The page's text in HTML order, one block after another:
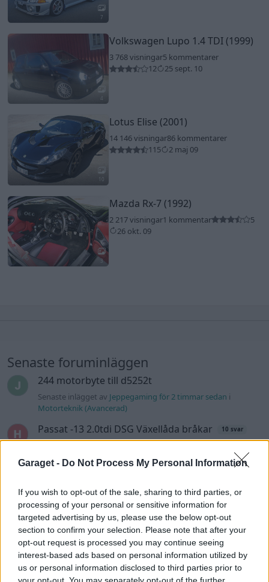
Garaget - Do Not Process My Personal Information
If you wish to opt-out of the sale, sharing to third parties, or
processing of your personal or sensitive information for
targeted advertising by us, please use the below opt-out
section to confirm your selection. Please note that after your
opt-out request is processed you may continue seeing
interest-based ads based on personal information utilized by
us or personal information disclosed to third parties prior to
your opt-out. You may separately opt-out of the further
7
Volkswagen Lupo 1.4 TDI (1999)
3 768 visningar5 kommentarer
12
25 sept. 10
10
Lotus Elise (2001)
14 146 visningar86 kommentarer
115
2 maj 09
3
Mazda Rx-7 (1992)
2 217 visningar1 kommentar
5
26 okt. 09
Senaste foruminläggen
244 motorbyte till d5252t
Senaste inlägget av Jeppegaming för 2 timmar sedan i
Motorteknik (Avancerad)
Passat -13 2.0tdi DSG Växellåda bråkar 10 svar
felsökning
anledning.
Senaste inlägget avThe-GOAT för 8 timmar sedan iAllmänt
Man man ha mindre ström till
Motorvärmare?
4 svar
Senaste inlägget avBilFixare för 12 timmar sedaniEl- och
hybridbilar